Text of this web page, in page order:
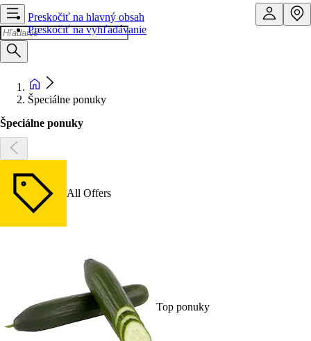
Preskočiť na hlavný obsah
Preskočiť na vyhľadávanie
Špeciálne ponuky
Špeciálne ponuky
All Offers
Top ponuky